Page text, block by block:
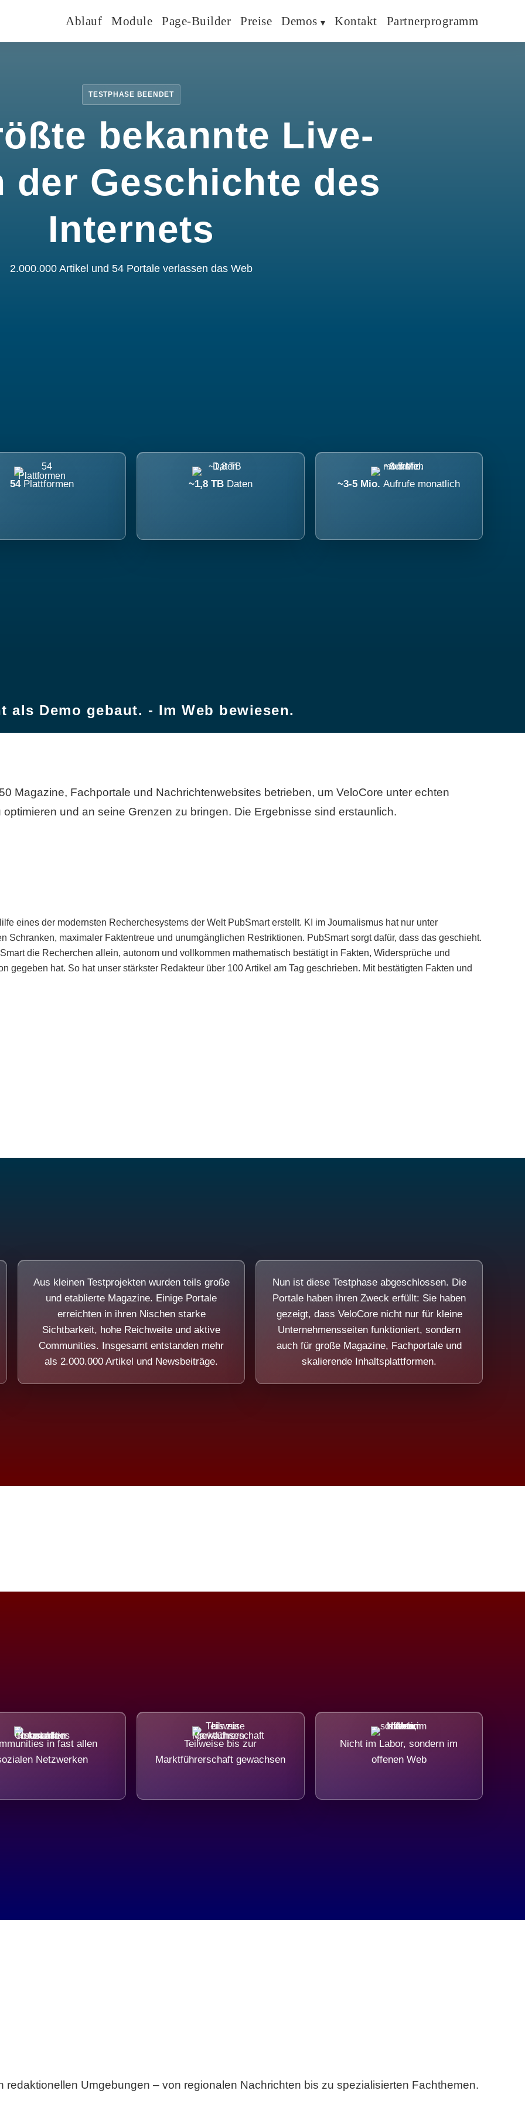
Ablauf Module Page-Builder Preise Demos Kontakt Partnerprogramm
TESTPHASE BEENDET
bekannte Live-
der Geschichte des
Internets
2.000.000 Artikel und 54 Portale verlassen das Web
54 Plattformen ~1,8 TB Daten ~3-5 Mio.Aufrufe monatlich
als Demo gebaut. - Im Web bewiesen.
Magazine, Fachportale und Nachrichtenwebsites betrieben, um VeloCore unter echten
und an seine Grenzen zu bringen. Die Ergebnisse sind erstaunlich.
eines der modernsten Recherchesystems der Welt PubSmart erstellt. KI im Journalismus hat nur unter
Schranken, maximaler Faktentreue und unumgänglichen Restriktionen. PubSmart sorgt dafür, dass das geschieht.
die Recherchen allein, autonom und vollkommen mathematisch bestätigt in Fakten, Widersprüche und
gegeben hat. So hat unser stärkster Redakteur über 100 Artikel am Tag geschrieben. Mit bestätigten Fakten und
Aus kleinen Testprojekten wurden teils große
und etablierte Magazine. Einige Portale
erreichten in ihren Nischen starke
Sichtbarkeit, hohe Reichweite und aktive
Communities. Insgesamt entstanden mehr
als 2.000.000 Artikel und Newsbeiträge.
Nun ist diese Testphase abgeschlossen. Die
Portale haben ihren Zweck erfüllt: Sie haben
gezeigt, dass VeloCore nicht nur für kleine
Unternehmensseiten funktioniert, sondern
auch für große Magazine, Fachportale und
skalierende Inhaltsplattformen.
in fast allen
Netzwerken
Teilweise bis zur
Marktführerschaft gewachsen
Nicht im Labor, sondern im
offenen Web
redaktionellen Umgebungen – von regionalen Nachrichten bis zu spezialisierten Fachthemen.